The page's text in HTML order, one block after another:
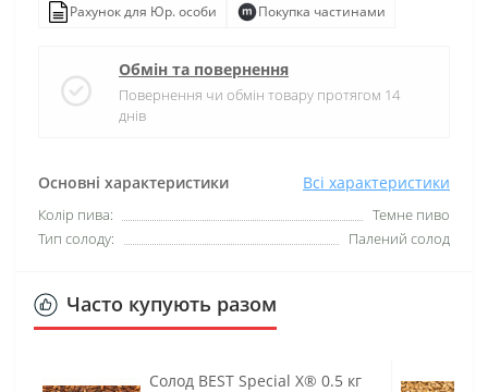
Основні характеристики Всі характеристики
Колір пива:
Темне пиво
Тип солоду:
Палений солод
Рахунок для Юр. особи
Покупка частинами
Обмін та повернення
Повернення чи обмін товару протягом 14
днів
Часто купують разом
Солод BEST Special X® 0.5 кг